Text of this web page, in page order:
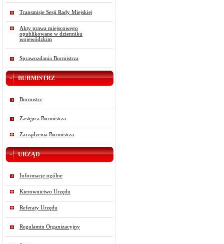
Transmisje Sesji Rady Miejskiej
Akty prawa miejscowego
opublikowane w dzienniku
wojewódzkim
Sprawozdania Burmistrza
BURMISTRZ
Burmistrz
Zastępca Burmistrza
Zarządzenia Burmistrza
URZĄD
Informacje ogólne
Kierownictwo Urzędu
Referaty Urzędu
Regulamin Organizacyjny